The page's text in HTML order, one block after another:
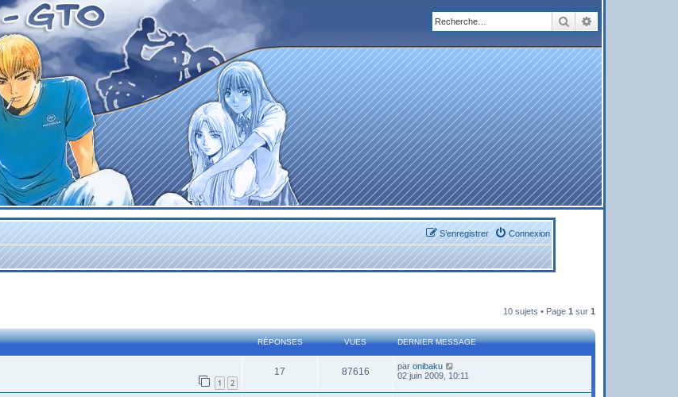
Rechercher
Connexion
S’enregistrer
10 sujets • Page 1 sur 1
RÉPONSES VUES DERNIER MESSAGE
1 2
17 87616 par onibaku
02 juin 2009, 10:11